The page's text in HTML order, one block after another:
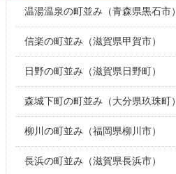
温湯温泉の町並み（青森県黒石市）
信楽の町並み（滋賀県甲賀市）
日野の町並み（滋賀県日野町）
森城下町の町並み（大分県玖珠町）
柳川の町並み（福岡県柳川市）
長浜の町並み（滋賀県長浜市）